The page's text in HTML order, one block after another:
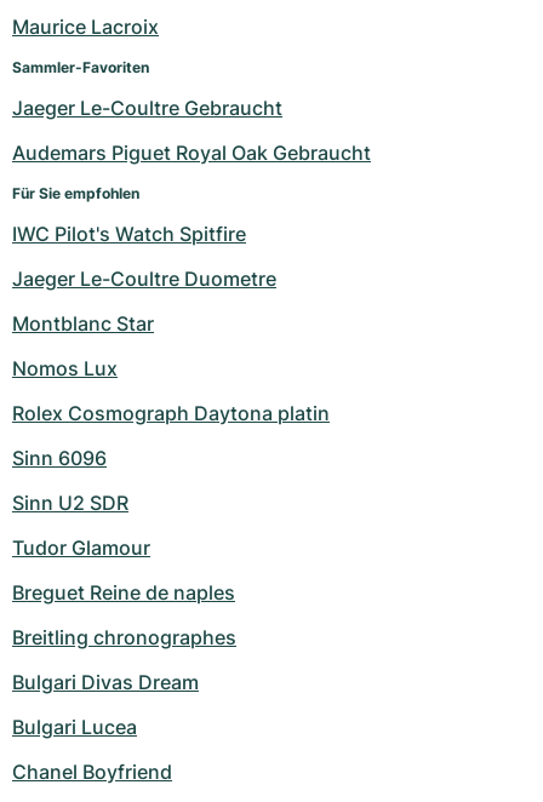
Maurice Lacroix
Sammler-Favoriten
Jaeger Le-Coultre Gebraucht
Audemars Piguet Royal Oak Gebraucht
Für Sie empfohlen
IWC Pilot's Watch Spitfire
Jaeger Le-Coultre Duometre
Montblanc Star
Nomos Lux
Rolex Cosmograph Daytona platin
Sinn 6096
Sinn U2 SDR
Tudor Glamour
Breguet Reine de naples
Breitling chronographes
Bulgari Divas Dream
Bulgari Lucea
Chanel Boyfriend